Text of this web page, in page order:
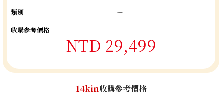
類別
ー
收購參考價格
NTD 29,499
14kin收購參考價格